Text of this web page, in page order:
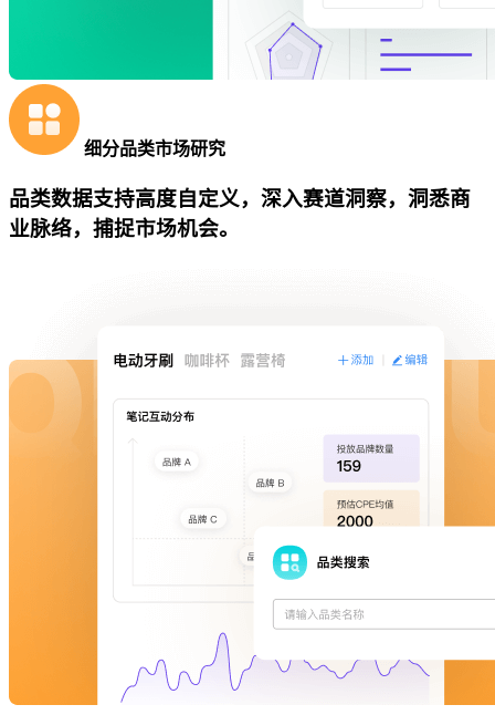
细分品类市场研究
品类数据支持高度自定义，深入赛道洞察，洞悉商
业脉络，捕捉市场机会。